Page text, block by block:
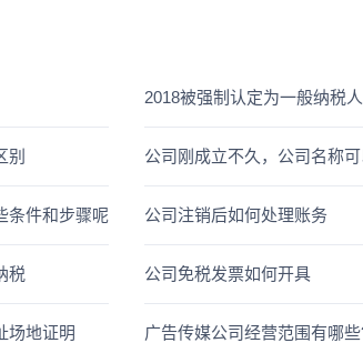
2018被强制认定为一般纳税
别 公司刚成立不久，公司名称可
条件和步骤呢 公司注销后如何处理账务
税 公司免税发票如何开具
场地证明 广告传媒公司经营范围有哪